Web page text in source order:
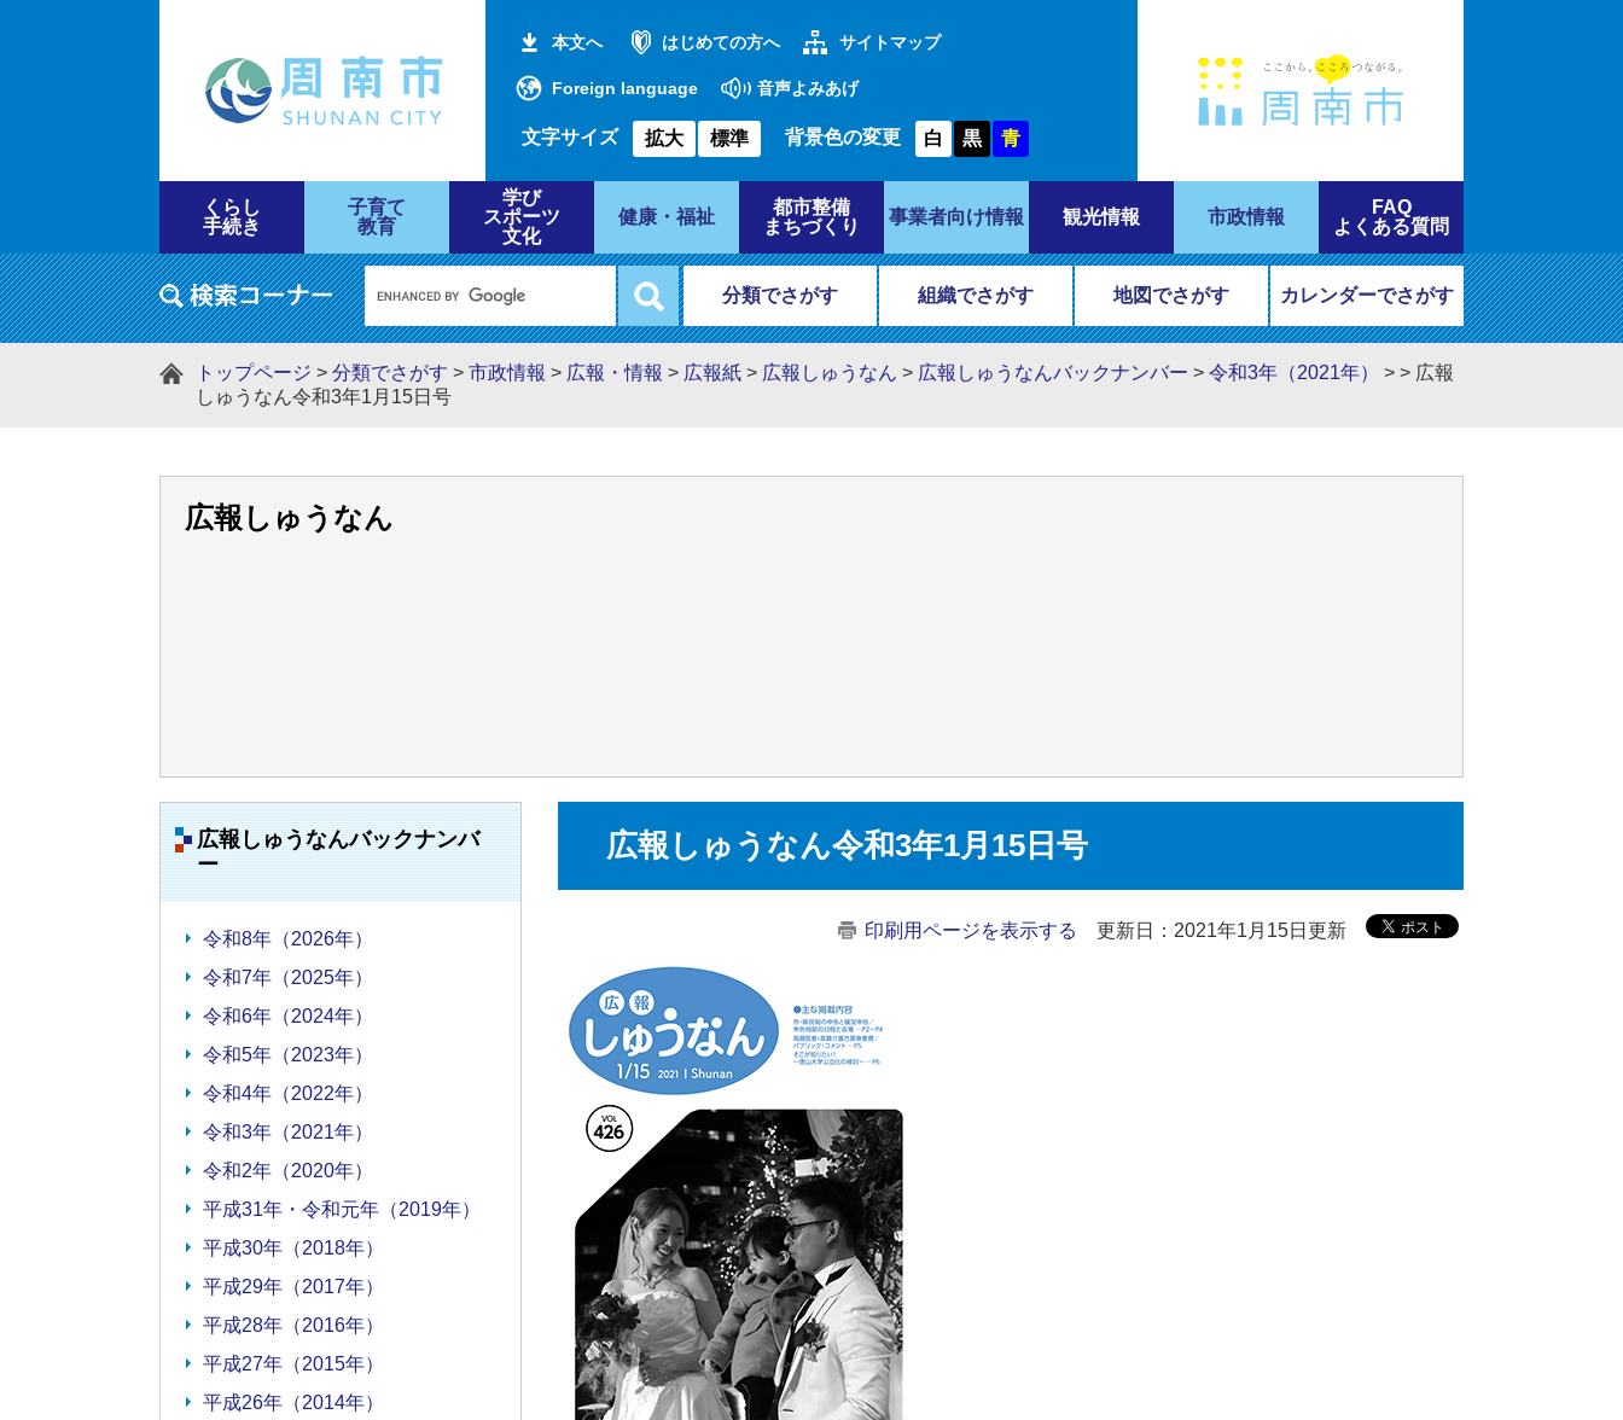
本文へ はじめての方へ サイトマップ
Foreign language 音声よみあげ
文字サイズ 拡大 標準 背景色の変更 白 黒 青
くらし
手続き
子育て
教育
学び
スポーツ
文化
健康・福祉
都市整備
まちづくり
事業者向け情報 観光情報 市政情報
FAQ
よくある質問
分類でさがす 組織でさがす 地図でさがす カレンダーでさがす
トップページ > 分類でさがす > 市政情報 > 広報・情報 > 広報紙 > 広報しゅうなん > 広報しゅうなんバックナンバー > 令和3年（2021年） > > 広報
しゅうなん令和3年1月15日号
広報しゅうなん
広報しゅうなんバックナンバ
ー
令和8年（2026年）
令和7年（2025年）
令和6年（2024年）
令和5年（2023年）
令和4年（2022年）
令和3年（2021年）
令和2年（2020年）
平成31年・令和元年（2019年）
平成30年（2018年）
平成29年（2017年）
平成28年（2016年）
平成27年（2015年）
平成26年（2014年）
広報しゅうなん令和3年1月15日号
印刷用ページを表示する 更新日：2021年1月15日更新